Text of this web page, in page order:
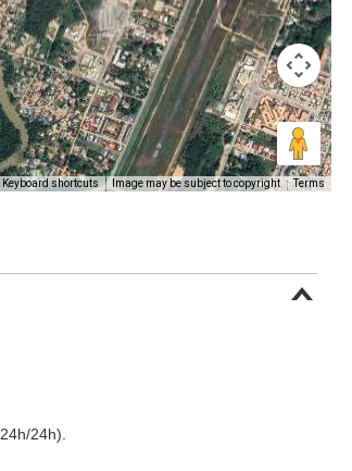
Keyboard shortcuts Image may be subject to copyright Terms
24h).